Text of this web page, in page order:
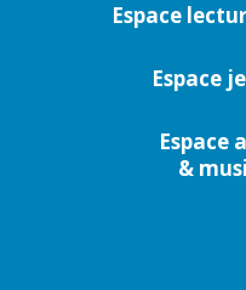
Espace
Espace
Espace
&